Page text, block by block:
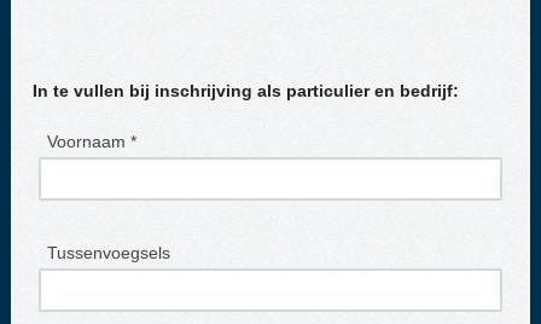
In te vullen bij inschrijving als particulier en bedrijf:
Voornaam *
Tussenvoegsels